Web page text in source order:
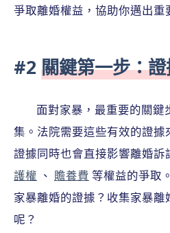
爭取離婚權益，協助你邁出重
#2 關鍵第一步：
面對家暴，最重要的關
集。法院需要這些有效的證
證據同時也會直接影響離婚訴
護權 、 贍養費 等權益的爭取
家暴離婚的證據？收集家暴
呢？